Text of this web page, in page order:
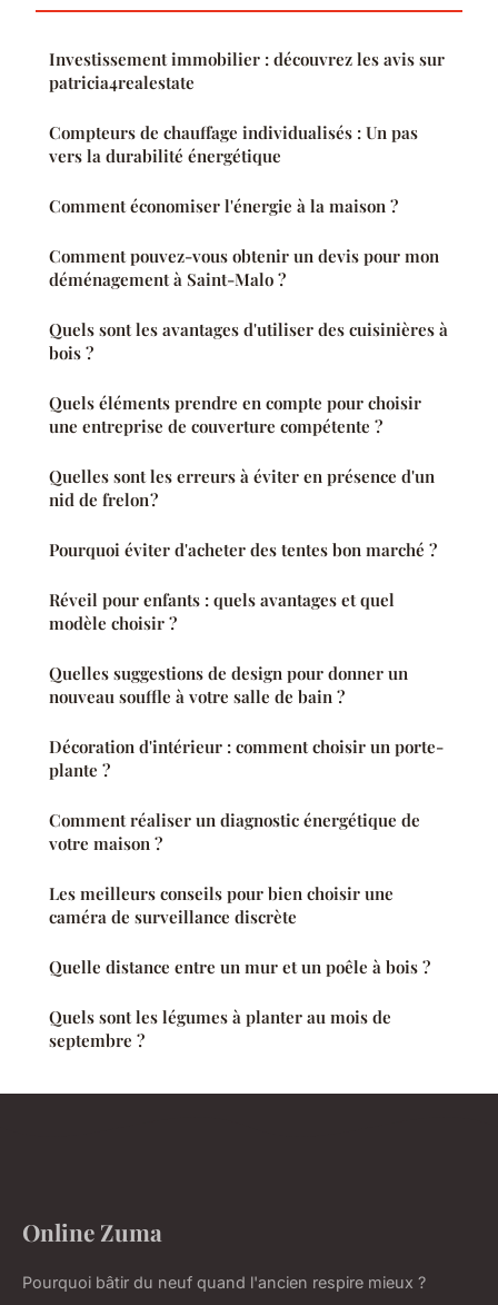
Investissement immobilier : découvrez les avis sur
patricia4realestate
Compteurs de chauffage individualisés : Un pas
vers la durabilité énergétique
Comment économiser l'énergie à la maison ?
Comment pouvez-vous obtenir un devis pour mon
déménagement à Saint-Malo ?
Quels sont les avantages d'utiliser des cuisinières à
bois ?
Quels éléments prendre en compte pour choisir
une entreprise de couverture compétente ?
Quelles sont les erreurs à éviter en présence d'un
nid de frelon ?
Pourquoi éviter d'acheter des tentes bon marché ?
Réveil pour enfants : quels avantages et quel
modèle choisir ?
Quelles suggestions de design pour donner un
nouveau souffle à votre salle de bain ?
Décoration d'intérieur : comment choisir un porte-
plante ?
Comment réaliser un diagnostic énergétique de
votre maison ?
Les meilleurs conseils pour bien choisir une
caméra de surveillance discrète
Quelle distance entre un mur et un poêle à bois ?
Quels sont les légumes à planter au mois de
septembre ?
Online Zuma
Pourquoi bâtir du neuf quand l'ancien respire mieux ?